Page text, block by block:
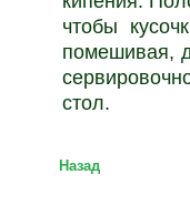
чтобы
помешивая,
стол.
Назад